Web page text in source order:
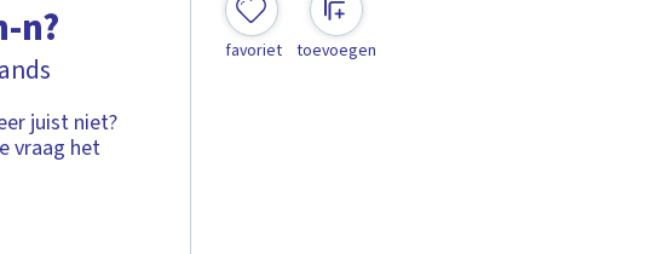
n?
juist niet?
vraag het
favoriet toevoegen